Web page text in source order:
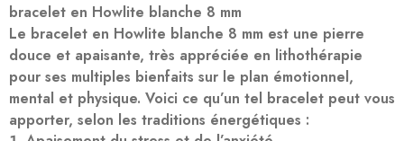
sur 5
basé
sur
notation
client
bracelet en Howlite blanche 8 mm
Le bracelet en Howlite blanche 8 mm est une pierre
douce et apaisante, très appréciée en lithothérapie
pour ses multiples bienfaits sur le plan émotionnel,
mental et physique. Voici ce qu’un tel bracelet peut vous
apporter, selon les traditions énergétiques :